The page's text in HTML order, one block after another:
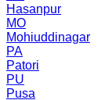
Hasanpur
MO
Mohiuddinagar
PA
Patori
PU
Pusa